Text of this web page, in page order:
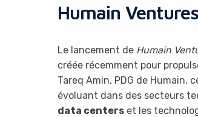
Humain
Le lancement de Humain
créée récemment pour
Tareq Amin, PDG de Humain,
évoluant dans des secteurs
data centerset les